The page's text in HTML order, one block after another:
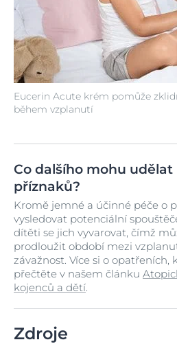
Eucerin Acute krém pomůže
během vzplanutí
Co dalšího mohu
příznaků?
Kromě jemné a účinné péče o
vysledovat potenciální
dítěti se jich vyvarovat, čímž
prodloužit období mezi
závažnost. Více si o opatřeních,
přečtěte v našem článku
kojenců a dětí.
Zdroje